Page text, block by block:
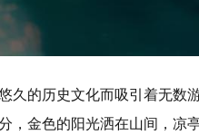
久的历史文化而吸引着无数
金色的阳光洒在山间，凉